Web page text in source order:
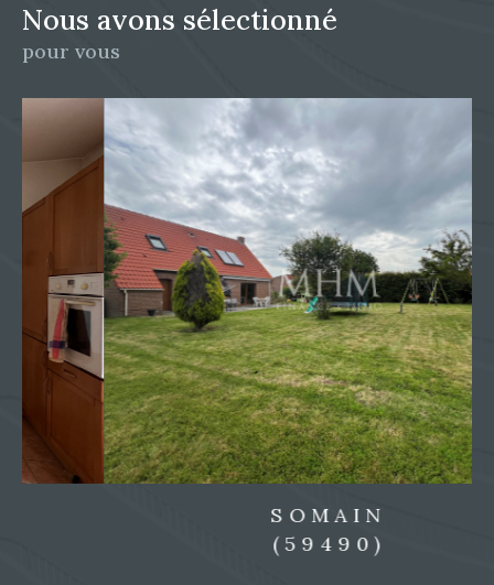
Nous avons sélectionné
pour vous
ORCHIES
(59310)